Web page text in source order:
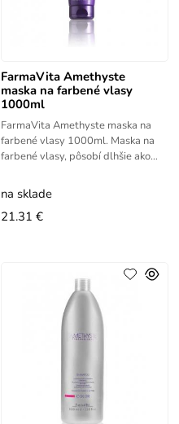
FarmaVita Amethyste
maska na farbené vlasy
1000ml
FarmaVita Amethyste maska na
farbené vlasy 1000ml. Maska na
farbené vlasy, pôsobí dlhšie ako
výživu, robí vlasy lesklými,
na sklade
21.31 €